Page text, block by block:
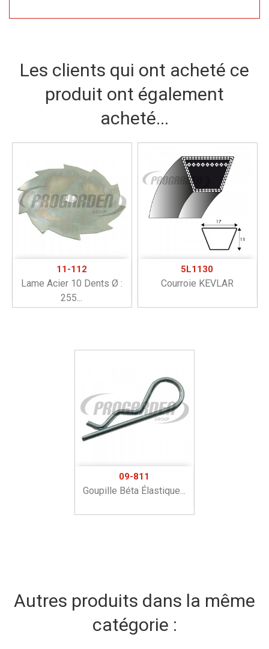
Les clients qui ont acheté ce
produit ont également
acheté...
11-112
Lame Acier 10 Dents Ø :
255...
5L1130
Courroie KEVLAR
09-811
Goupille Béta Élastique...
Autres produits dans la même
catégorie :